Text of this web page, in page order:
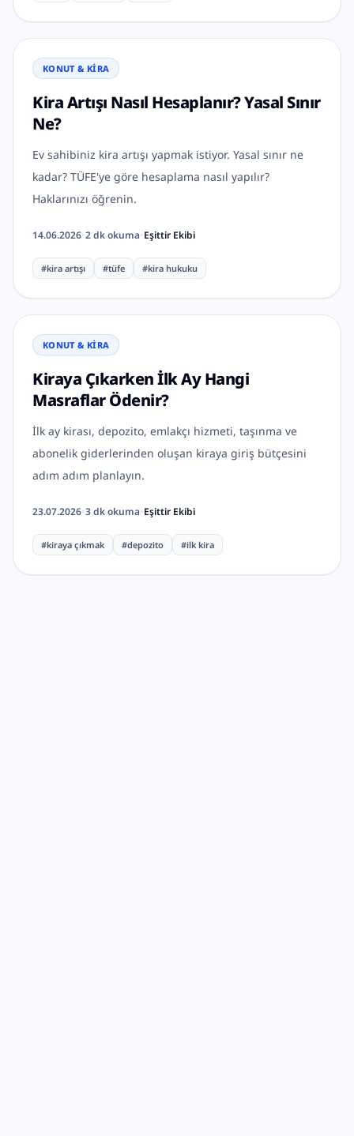
KONUT & KIRA
Kira Artışı Nasıl Hesaplanır? Yasal Sınır
Ne?
Ev sahibiniz kira artışı yapmak istiyor. Yasal sınır ne
kadar? TÜFE'ye göre hesaplama nasıl yapılır?
Haklarınızı öğrenin.
14.06.2026•2dk okuma•Eşittir Ekibi
#kira artışı #tüfe #kira hukuku
KONUT & KIRA
Kiraya Çıkarken İlk Ay Hangi
Masraflar Ödenir?
İlk ay kirası, depozito, emlakçı hizmeti, taşınma ve
abonelik giderlerinden oluşan kiraya giriş bütçesini
adım adım planlayın.
23.07.2026•3dk okuma•Eşittir Ekibi
#kiraya çıkmak #depozito #ilk kira